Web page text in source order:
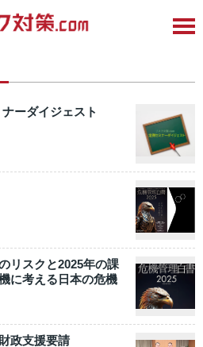
ーダイジェスト
リスクと2025年の課
に考える日本の危機
政支援要請